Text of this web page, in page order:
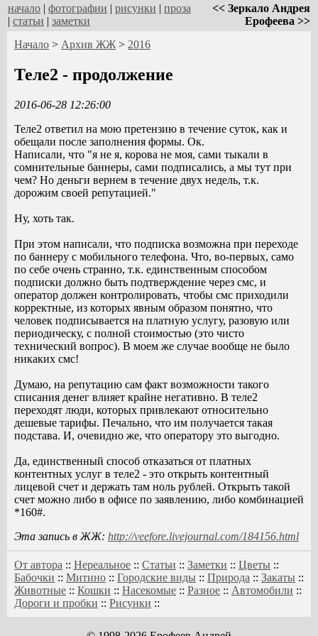
начало | фотографии | рисунки | проза
| статьи | заметки
<< Зеркало Андрея
Ерофеева >>
Начало > Архив ЖЖ > 2016
Теле2 - продолжение
2016-06-28 12:26:00
Теле2 ответил на мою претензию в течение суток, как и
обещали после заполнения формы. Ок.
Написали, что "я не я, корова не моя, сами тыкали в
сомнительные баннеры, сами подписались, а мы тут при
чем? Но деньги вернем в течение двух недель, т.к.
дорожим своей репутацией."
Ну, хоть так.
При этом написали, что подписка возможна при переходе
по баннеру с мобильного телефона. Что, во-первых, само
по себе очень странно, т.к. единственным способом
подписки должно быть подтверждение через смс, и
оператор должен контролировать, чтобы смс приходили
корректные, из которых явным образом понятно, что
человек подписывается на платную услугу, разовую или
периодическу, с полной стоимостью (это чисто
технический вопрос). В моем же случае вообще не было
никаких смс!
Думаю, на репутацию сам факт возможности такого
списания денег влияет крайне негативно. В теле2
переходят люди, которых привлекают относительно
дешевые тарифы. Печально, что им получается такая
подстава. И, очевидно же, что оператору это выгодно.
Да, единственный способ отказаться от платных
контентных услуг в теле2 - это открыть контентный
лицевой счет и держать там ноль рублей. Открыть такой
счет можно либо в офисе по заявлению, либо комбинацией
*160#.
Эта запись в ЖЖ: http://veefore.livejournal.com/184156.html
От автора :: Нереальное :: Статьи :: Заметки :: Цветы ::
Бабочки :: Митино :: Городские виды :: Природа :: Закаты ::
Животные :: Кошки :: Насекомые :: Разное :: Автомобили ::
Дороги и пробки :: Рисунки ::